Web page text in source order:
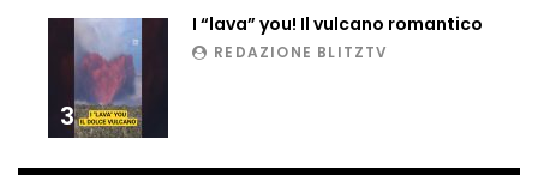
Auto fuori controllo in Guatemala,
tragedia a Petén
rompighiaccio a Mosca
3
I “lava” you! Il vulcano romantico
REDAZIONE BLITZTV